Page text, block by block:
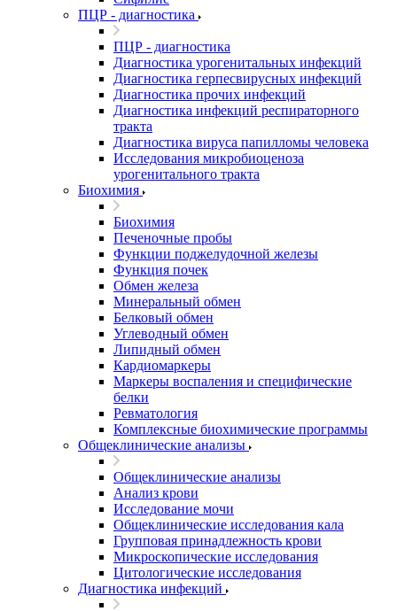
ПЦР - диагностика
ПЦР - диагностика
Диагностика урогенитальных инфекций
Диагностика герпесвирусных инфекций
Диагностика прочих инфекций
Диагностика инфекций респираторного
тракта
Диагностика вируса папилломы человека
Исследования микробиоценоза
урогенитального тракта
Биохимия
Биохимия
Печеночные пробы
Функции поджелудочной железы
Функция почек
Обмен железа
Минеральный обмен
Белковый обмен
Углеводный обмен
Липидный обмен
Кардиомаркеры
Маркеры воспаления и специфические
белки
Ревматология
Комплексные биохимические программы
Общеклинические анализы
Общеклинические анализы
Анализ крови
Исследование мочи
Общеклинические исследования кала
Групповая принадлежность крови
Микроскопические исследования
Цитологические исследования
Диагностика инфекций